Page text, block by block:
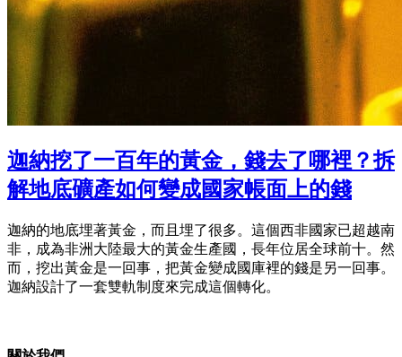
迦納挖了一百年的黃金，錢去了哪裡？拆
解地底礦產如何變成國家帳面上的錢
迦納的地底埋著黃金，而且埋了很多。這個西非國家已超越南
非，成為非洲大陸最大的黃金生產國，長年位居全球前十。然
而，挖出黃金是一回事，把黃金變成國庫裡的錢是另一回事。
迦納設計了一套雙軌制度來完成這個轉化。